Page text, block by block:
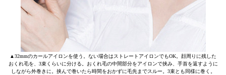
▲32mmのカールアイロンを使う。ない場合はストレートアイロンでもOK。顔周りに残した
おくれ毛を、3束くらいに分ける。おくれ毛の中間部分をアイロンで挟み、手首を返すように
しながら外巻きに。挟んで巻いたら時間をおかずに毛先までスルー。3束とも同様に巻く。